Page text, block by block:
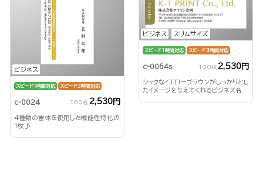
ビジネス
スピード1時間対応 スピード3時間対応
c-0024 100枚 2,530円
4種類の書体を使用した機能性特化の
1枚♪
ビジネス スリムサイズ
スピード1時間対応 スピード3時間対応
c-0064s 100枚 2,530円
シックなイエローブラウンがしっかりとし
たイメージを与えてくれるビジネス名